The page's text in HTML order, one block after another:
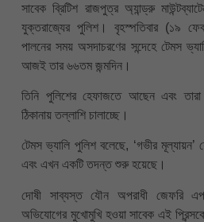
সাবেক ব্রিটিশ রাজপুত্র অ্যান্ড্রু
যুক্তরাজ্যের পুলিশ। বৃহস্পতিবার (১৯
পালনের সময় অসদাচরণের সন্দেহে টেমস
আজই তার ৬৬তম জন্মদিন।
তিনি পুলিশের হেফাজতে আছেন এবং তারা
ঠিকানায় তল্লাশি চালাচ্ছে।
টেমস ভ্যালি পুলিশ বলেছে, ‘গভীর মূল্যায়ন’
এবং এখন একটি তদন্ত শুরু হয়েছে।
দোষী সাব্যস্ত যৌন অপরাধী জেফরি
অভিযোগের মুখোমুখি হওয়া সাবেক এই